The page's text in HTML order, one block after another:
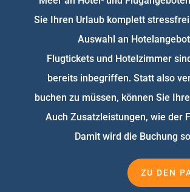
Sie Ihren Urlaub komplett
Auswahl an
Flugtickets und Hotelzimmer
bereits inbegriffen. Statt also
buchen zu müssen, können Sie
Auch Zusatzleistungen, wie der
Damit wird die Buchung
ZU DEN